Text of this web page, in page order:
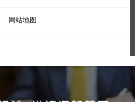
网站地图